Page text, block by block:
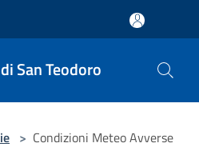
San Teodoro
> Condizioni Meteo Avverse